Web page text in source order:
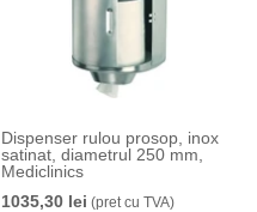
Dispenser rulou prosop, inox
satinat, diametrul 250 mm,
Mediclinics
1035,30 lei (pret cu TVA)